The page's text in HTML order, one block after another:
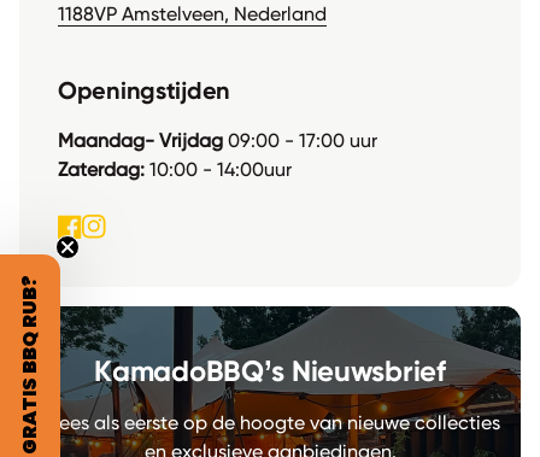
1188VP Amstelveen, Nederland
Openingstijden
Maandag- Vrijdag 09:00 - 17:00 uur
Zaterdag: 10:00 - 14:00uur
Facebook
(link opent in nieuw tabblad/venster)
(link opent in nieuw tabblad/venster)
Instagram
(link opent in nieuw tabblad/venster)
(link opent in nieuw tabblad/venster)
KamadoBBQ’s Nieuwsbrief
Wees als eerste op de hoogte van nieuwe collecties
GRATIS BBQ RUB?